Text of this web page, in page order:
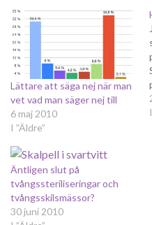
Lättare att säga nej när man
vet vad man säger nej till
6 maj 2010
I ”Äldre”
Äntligen slut på
tvångssteriliseringar och
tvångsskilsmässor?
30 juni 2010